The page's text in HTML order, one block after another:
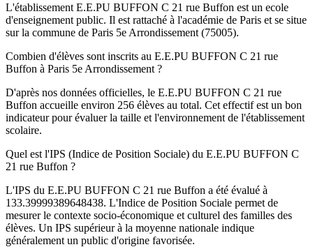
L'établissement E.E.PU BUFFON C 21 rue Buffon est un ecole
d'enseignement public. Il est rattaché à l'académie de Paris et se situe
sur la commune de Paris 5e Arrondissement (75005).
Combien d'élèves sont inscrits au E.E.PU BUFFON C 21 rue
Buffon à Paris 5e Arrondissement ?
D'après nos données officielles, le E.E.PU BUFFON C 21 rue
Buffon accueille environ 256 élèves au total. Cet effectif est un bon
indicateur pour évaluer la taille et l'environnement de l'établissement
scolaire.
Quel est l'IPS (Indice de Position Sociale) du E.E.PU BUFFON C
21 rue Buffon ?
L'IPS du E.E.PU BUFFON C 21 rue Buffon a été évalué à
133.39999389648438. L'Indice de Position Sociale permet de
mesurer le contexte socio-économique et culturel des familles des
élèves. Un IPS supérieur à la moyenne nationale indique
généralement un public d'origine favorisée.